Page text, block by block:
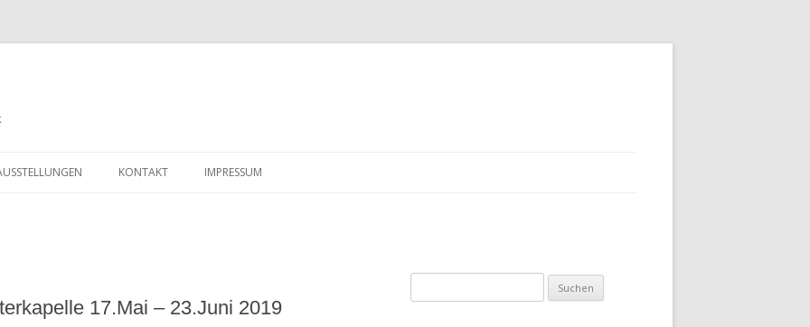
Inhalt
KONTAKT IMPRESSUM
17.Mai – 23.Juni 2019
nach: